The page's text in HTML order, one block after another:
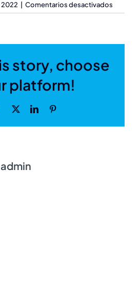
Comentarios desactivados
Cras
platform!
Facebook LinkedIn
admin